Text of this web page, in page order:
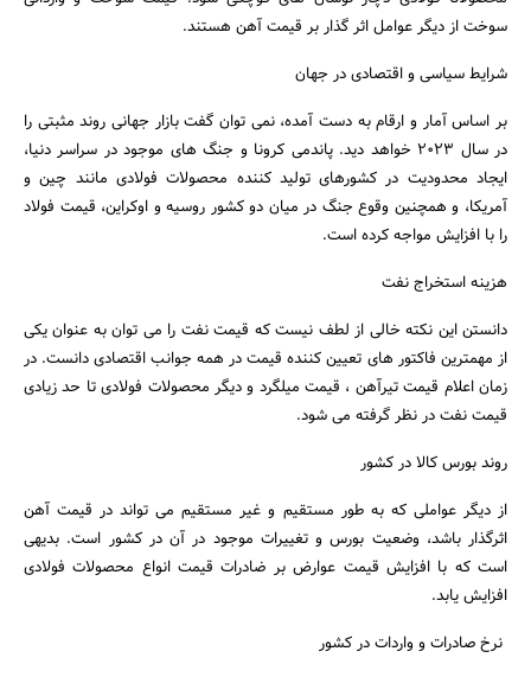
سوخت از دیگر عوامل اثر گذار بر قیمت آهن هستند.
شرایط سیاسی و اقتصادی در جهان
بر اساس آمار و ارقام به دست آمده، نمی توان گفت بازار جهانی روند مثبتی را
در سال 2023 خواهد دید. پاندمی کرونا و جنگ های موجود در سراسر دنیا،
ایجاد محدودیت در کشورهای تولید کننده محصولات فولادی مانند چین و
آمریکا، و همچنین وقوع جنگ در میان دو کشور روسیه و اوکراین، قیمت فولاد
را با افزایش مواجه کرده است.
هزینه استخراج نفت
دانستن این نکته خالی از لطف نیست که قیمت نفت را می توان به عنوان یکی
از مهمترین فاکتور های تعیین کننده قیمت در همه جوانب اقتصادی دانست. در
زمان اعلام قیمت تیرآهن ، قیمت میلگرد و دیگر محصولات فولادی تا حد زیادی
قیمت نفت در نظر گرفته می شود.
روند بورس کالا در کشور
از دیگر عواملی که به طور مستقیم و غیر مستقیم می تواند در قیمت آهن
اثرگذار باشد، وضعیت بورس و تغییرات موجود در آن در کشور است. بدیهی
است که با افزایش قیمت عوارض بر ضادرات قیمت انواع محصولات فولادی
افزایش یابد.
نرخ صادرات و واردات در کشور